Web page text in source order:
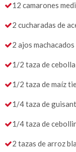
12 camarones
2 cucharadas de
2 ajos machacados
1/2 taza de
1/2 taza de maíz
1/4 taza de
1/4 taza de
2 tazas de arroz